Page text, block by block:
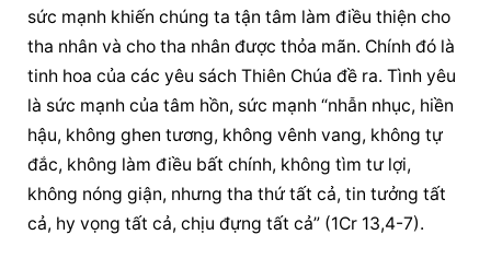
sức mạnh khiến chúng ta tận tâm làm điều thiện cho
tha nhân và cho tha nhân được thỏa mãn. Chính đó là
tinh hoa của các yêu sách Thiên Chúa đề ra. Tình yêu
là sức mạnh của tâm hồn, sức mạnh “nhẫn nhục, hiền
hậu, không ghen tương, không vênh vang, không tự
đắc, không làm điều bất chính, không tìm tư lợi,
không nóng giận, nhưng tha thứ tất cả, tin tưởng tất
cả, hy vọng tất cả, chịu đựng tất cả” (1Cr 13,4-7).